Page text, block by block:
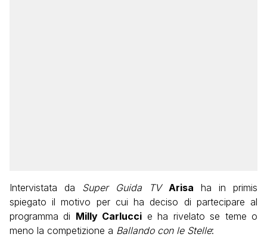
Intervistata da Super Guida TV Arisa ha in primis
spiegato il motivo per cui ha deciso di partecipare al
programma di Milly Carlucci e ha rivelato se teme o
meno la competizione a Ballando con le Stelle: